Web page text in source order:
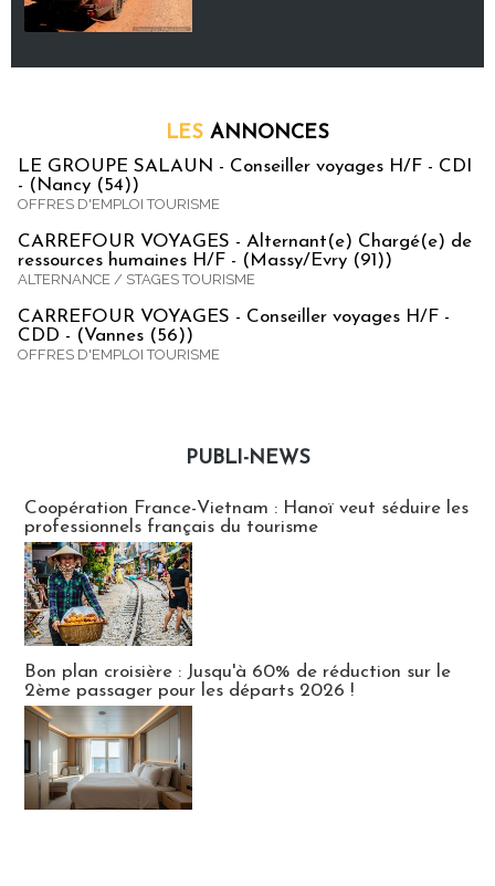
LES ANNONCES
LE GROUPE SALAUN - Conseiller voyages H/F - CDI
- (Nancy (54))
OFFRES D'EMPLOI TOURISME
CARREFOUR VOYAGES - Alternant(e) Chargé(e) de
ressources humaines H/F - (Massy/Evry (91))
ALTERNANCE / STAGES TOURISME
CARREFOUR VOYAGES - Conseiller voyages H/F -
CDD - (Vannes (56))
OFFRES D'EMPLOI TOURISME
PUBLI-NEWS
Coopération France-Vietnam : Hanoï veut séduire les
professionnels français du tourisme
Bon plan croisière : Jusqu'à 60% de réduction sur le
2ème passager pour les départs 2026 !